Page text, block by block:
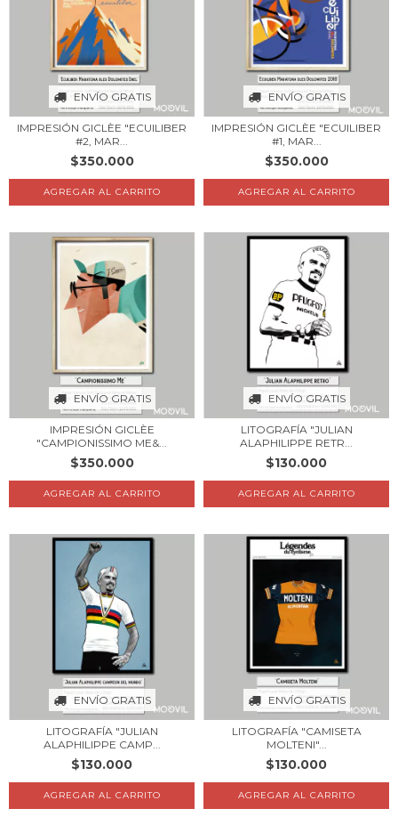
ENVÍO GRATIS
IMPRESIÓN GICLÈE "ECUILIBER
#2, MAR...
$350.000
AGREGAR AL CARRITO
ENVÍO GRATIS
IMPRESIÓN GICLÈE "ECUILIBER
#1, MAR...
$350.000
AGREGAR AL CARRITO
ENVÍO GRATIS
IMPRESIÓN GICLÈE
"CAMPIONISSIMO ME&...
$350.000
AGREGAR AL CARRITO
ENVÍO GRATIS
LITOGRAFÍA "JULIAN
ALAPHILIPPE RETR...
$130.000
AGREGAR AL CARRITO
ENVÍO GRATIS
LITOGRAFÍA "JULIAN
ALAPHILIPPE CAMP...
$130.000
AGREGAR AL CARRITO
ENVÍO GRATIS
LITOGRAFÍA "CAMISETA
MOLTENI"...
$130.000
AGREGAR AL CARRITO